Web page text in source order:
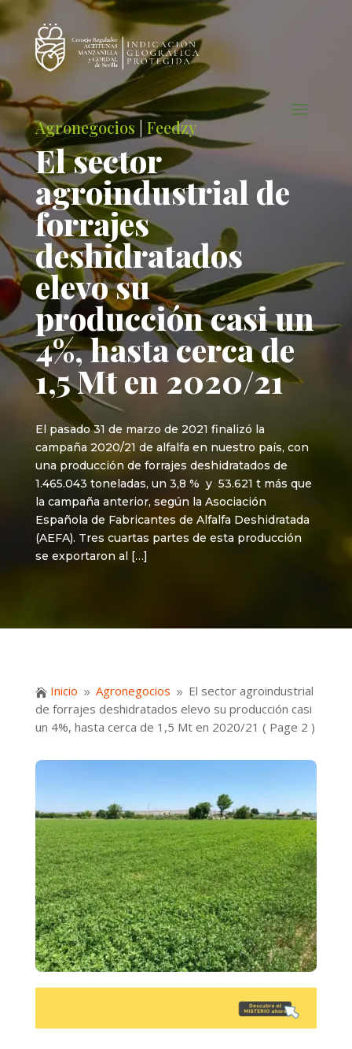
Agronegocios Feedzy
El sector
agroindustrial de
forrajes
deshidratados
elevo su
producción casi un
4%, hasta cerca de
1,5 Mt en 2020/21
El pasado 31 de marzo de 2021 finalizó la
campaña 2020/21 de alfalfa en nuestro país, con
una producción de forrajes deshidratados de
1.465.043 toneladas, un 3,8 % y 53.621 t más que
la campaña anterior, según la Asociación
Española de Fabricantes de Alfalfa Deshidratada
(AEFA). Tres cuartas partes de esta producción
se exportaron al […]
 Inicio 9 Agronegocios 9 El sector agroindustrial
de forrajes deshidratados elevo su producción casi
un 4%, hasta cerca de 1,5 Mt en 2020/21 ( Page 2 )